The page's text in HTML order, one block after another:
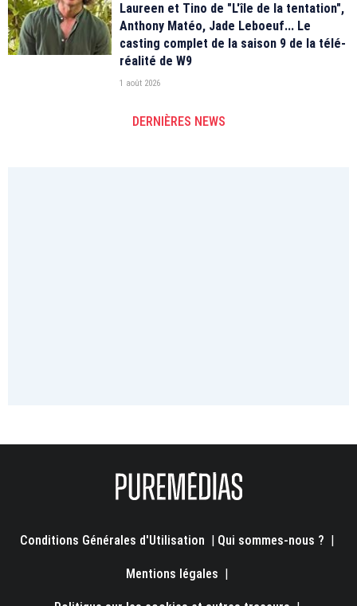
Laureen et Tino de "L'île de la tentation",
Anthony Matéo, Jade Leboeuf... Le
casting complet de la saison 9 de la télé-
réalité de W9
1 août 2026
DERNIÈRES NEWS
Conditions Générales d'Utilisation Qui sommes-nous ?
Mentions légales